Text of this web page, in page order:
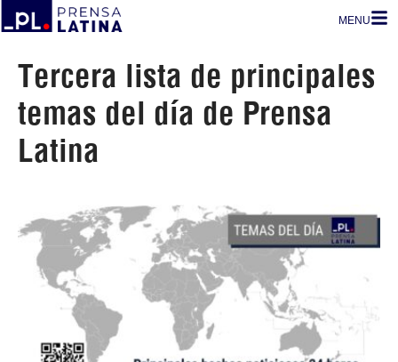
MENU
Tercera lista de principales
temas del día de Prensa
Latina